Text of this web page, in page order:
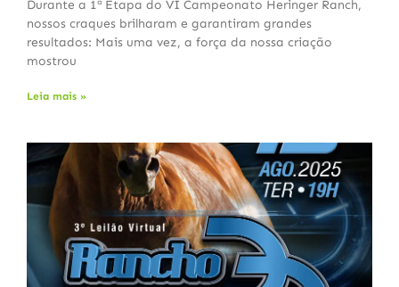
Durante a 1ª Etapa do VI Campeonato Heringer Ranch,
nossos craques brilharam e garantiram grandes
resultados: Mais uma vez, a força da nossa criação
mostrou
Leia mais »